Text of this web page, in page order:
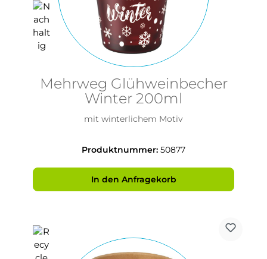
Mehrweg Glühweinbecher
Winter 200ml
mit winterlichem Motiv
Produktnummer: 50877
In den Anfragekorb